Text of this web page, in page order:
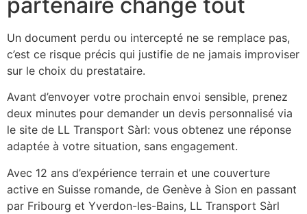
Un document perdu ou intercepté ne se remplace pas,
c’est ce risque précis qui justifie de ne jamais improviser
sur le choix du prestataire.
Avant d’envoyer votre prochain envoi sensible, prenez
deux minutes pour demander un devis personnalisé via
le site de LL Transport Sàrl: vous obtenez une réponse
adaptée à votre situation, sans engagement.
Avec 12 ans d’expérience terrain et une couverture
active en Suisse romande, de Genève à Sion en passant
par Fribourg et Yverdon-les-Bains, LL Transport Sàrl